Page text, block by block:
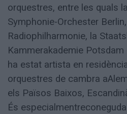
orquestres, entre les quals
Symphonie-Orchester
Radiophilharmonie, la
Kammerakademie
ha estat artista en
orquestres de cambra
els Països Baixos,
És